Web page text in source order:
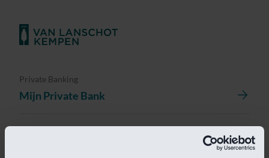
Private Banking
Mijn Private Bank